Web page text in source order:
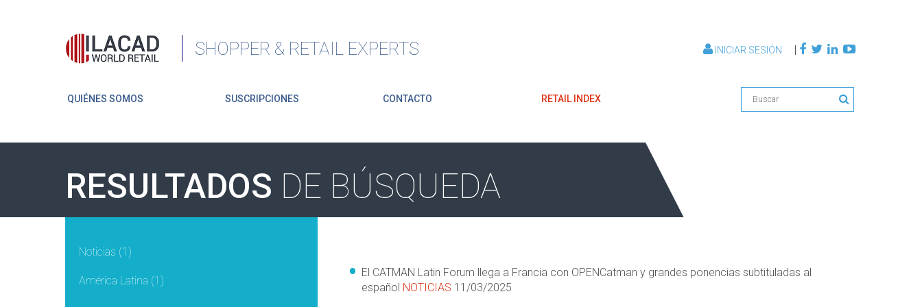
SHOPPER & RETAIL EXPERTS INICIAR SESIÓN |
QUIÉNES SOMOS SUSCRIPCIONES CONTACTO RETAIL INDEX
RESULTADOS DE BÚSQUEDA
Noticias (1)
América Latina (1)
El CATMAN Latin Forum llega a Francia con OPENCatman y grandes ponencias subtituladas al
español NOTICIAS 11/03/2025